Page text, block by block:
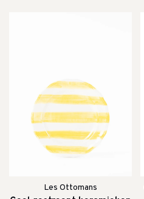
Les Ottomans